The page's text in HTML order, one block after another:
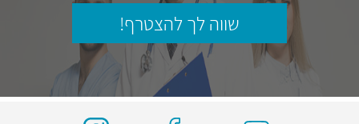
שווה לך להצטרף!